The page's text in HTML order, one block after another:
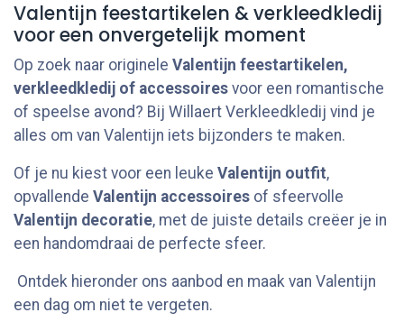
Valentijn feestartikelen & verkleedkledij
voor een onvergetelijk moment
Op zoek naar originele Valentijn feestartikelen,
verkleedkledij of accessoires voor een romantische
of speelse avond? Bij Willaert Verkleedkledij vind je
alles om van Valentijn iets bijzonders te maken.
Of je nu kiest voor een leuke Valentijn outfit,
opvallende Valentijn accessoires of sfeervolle
Valentijn decoratie, met de juiste details creëer je in
een handomdraai de perfecte sfeer.
Ontdek hieronder ons aanbod en maak van Valentijn
een dag om niet te vergeten.